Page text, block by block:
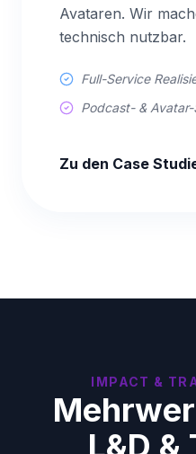
Avataren. Wir
technisch nutzbar.
Full-Service
Podcast- &
Zu den Case
IMPACT &
L&D &